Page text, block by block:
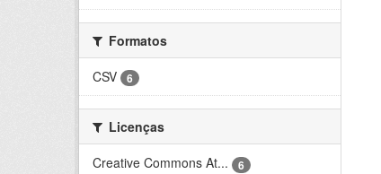
Formatos
CSV
6
Licenças
Creative Commons At...
6